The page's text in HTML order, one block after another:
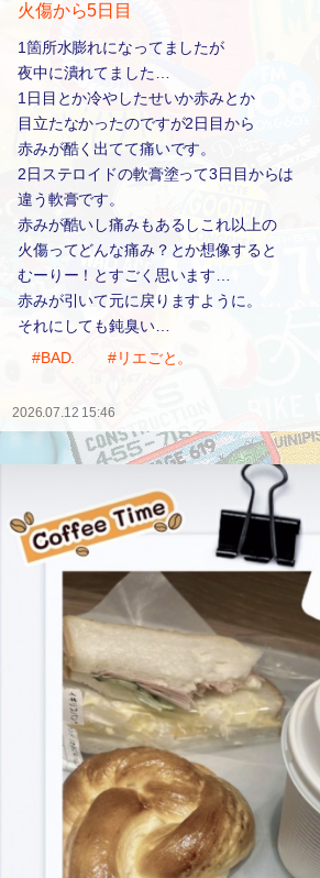
火傷から5日目
1箇所水膨れになってましたが
夜中に潰れてました…
1日目とか冷やしたせいか赤みとか
目立たなかったのですが2日目から
赤みが酷く出てて痛いです。
2日ステロイドの軟膏塗って3日目からは
違う軟膏です。
赤みが酷いし痛みもあるしこれ以上の
火傷ってどんな痛み？とか想像すると
むーりー！とすごく思います…
赤みが引いて元に戻りますように。
それにしても鈍臭い…
#BAD.
#リエごと。
2026.07.12 15:46